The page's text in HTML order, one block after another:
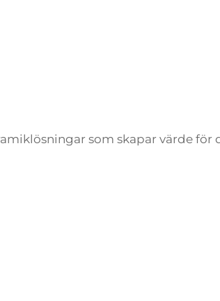
som skapar värde för